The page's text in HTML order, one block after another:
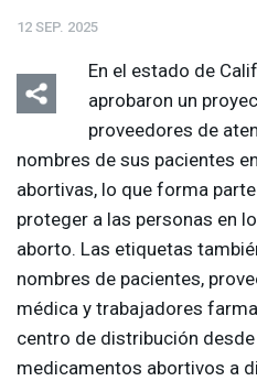
12 SEP. 2025
En el estado de
aprobaron un
proveedores de
nombres de sus pacientes
abortivas, lo que forma
proteger a las personas en
aborto. Las etiquetas
nombres de pacientes,
médica y trabajadores
centro de distribución
medicamentos abortivos a